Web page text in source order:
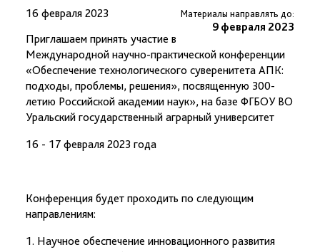
16 февраля 2023 Материалы направлять до:
9 февраля 2023
Приглашаем принять участие в
Международной научно-практической конференции
«Обеспечение технологического суверенитета АПК:
подходы, проблемы, решения», посвященную 300-
летию Российской академии наук», на базе ФГБОУ ВО
Уральский государственный аграрный университет
16 - 17 февраля 2023 года
Конференция будет проходить по следующим
направлениям:
1. Научное обеспечение инновационного развития